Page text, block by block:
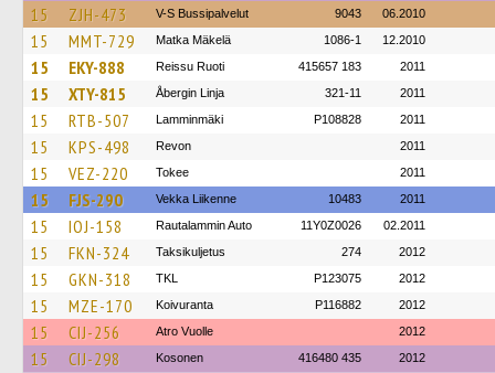
15 ZJH-473 V-S Bussipalvelut 9043 06.2010
15 MMT-729 Matka Mäkelä 1086-1 12.2010
15 EKY-888 Reissu Ruoti 415657 183 2011
15 XTY-815 Åbergin Linja 321-11 2011
15 RTB-507 Lamminmäki P108828 2011
15 KPS-498 Revon 2011
15 VEZ-220 Tokee 2011
15 FJS-290 Vekka Liikenne 10483 2011
15 IOJ-158 Rautalammin Auto 11Y0Z0026 02.2011
15 FKN-324 Taksikuljetus 274 2012
15 GKN-318 TKL P123075 2012
15 MZE-170 Koivuranta P116882 2012
15 CIJ-256 Atro Vuolle 2012
15 CIJ-298 Kosonen 416480 435 2012